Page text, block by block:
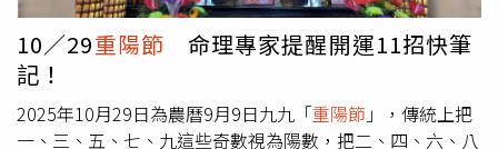
低收入長者提供加碼補助，最高可領9000元，百歲人瑞則
為1萬元。嘉義市與嘉義縣皆為分齡發放，嘉義市65至79歲
3000元、80至89歲6000元、90至99歲9000元、百歲以上1
萬2000元，嘉義縣則分3級，最高為9000元。高雄市維持舊
制，65至89歲可領1500元，90至99歲5000元，百歲人瑞1
萬元。屏東縣則自90歲起才有資格領取，90至99歲可得
10／29重陽節 命理專家提醒開運11招快筆
記！
2025年10月29日為農曆9月9日九九「重陽節 」，傳統上把
一、三、五、七、九這些奇數視為陽數，把二、四、六、八